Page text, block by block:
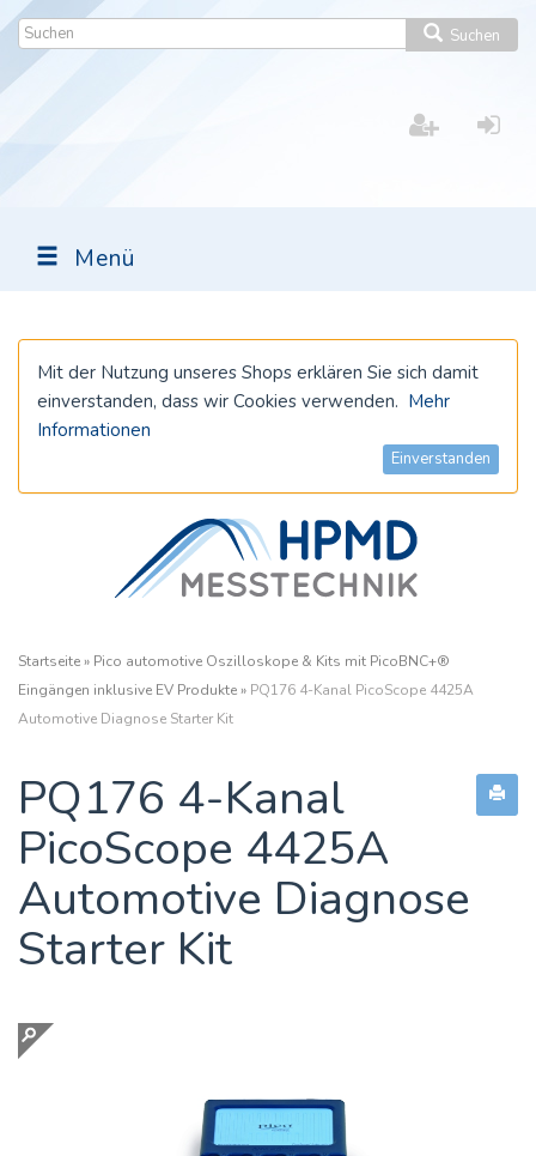
Suchen
Menü
Mit der Nutzung unseres Shops erklären Sie sich damit
einverstanden, dass wir Cookies verwenden. Mehr
Informationen
Einverstanden
Startseite» Pico automotive Oszilloskope & Kits mit PicoBNC+®
Eingängen inklusive EV Produkte» PQ176 4-Kanal PicoScope 4425A
Automotive Diagnose Starter Kit
PQ176 4-Kanal
PicoScope 4425A
Automotive Diagnose
Starter Kit